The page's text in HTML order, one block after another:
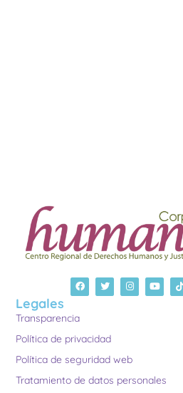
Legales
Transparencia
Política de privacidad
Política de seguridad web
Tratamiento de datos personales